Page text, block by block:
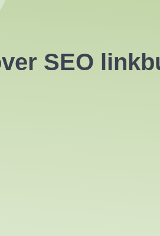
SEO